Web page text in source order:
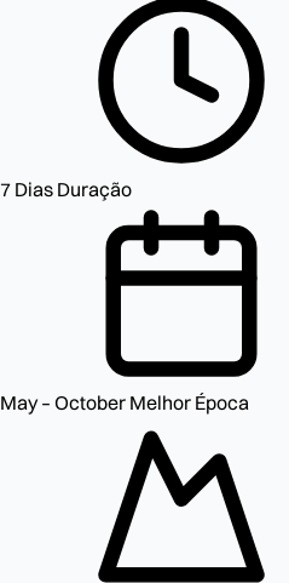
7 Dias Duração
May – October Melhor Época